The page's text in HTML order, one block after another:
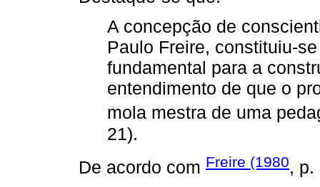
A concepção de
Paulo Freire, constituiu-
fundamental para a
entendimento de que o
mola mestra de uma
21).
De acordo com Freire (1980, p.